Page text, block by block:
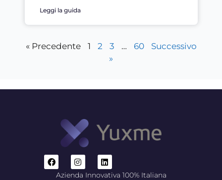
Leggi la guida
« Precedente 1 2 3 … 60
Successivo
»
Azienda Innovativa 100% Italiana